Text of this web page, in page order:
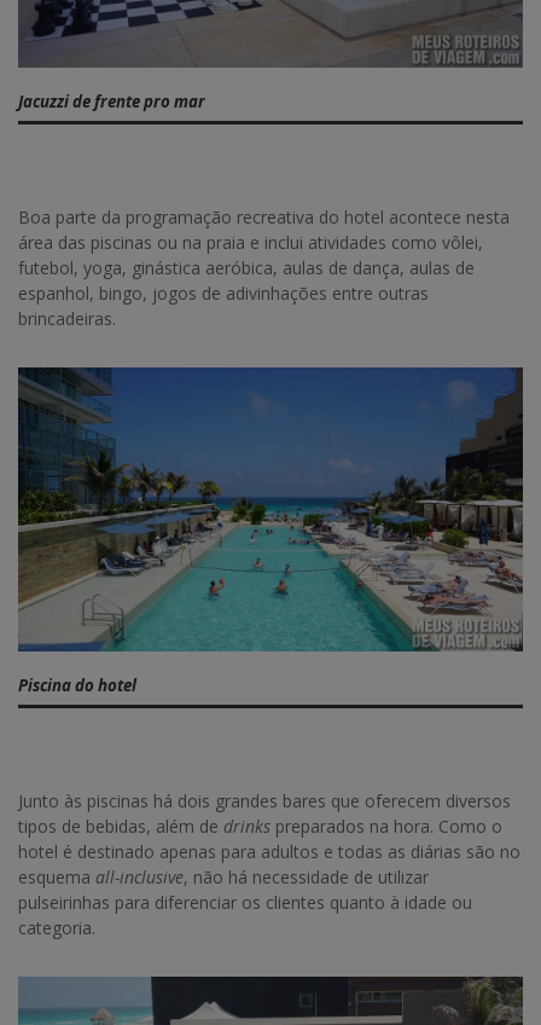
Jacuzzi de frente pro mar
Boa parte da programação recreativa do hotel acontece nesta
área das piscinas ou na praia e inclui atividades como vôlei,
futebol, yoga, ginástica aeróbica, aulas de dança, aulas de
espanhol, bingo, jogos de adivinhações entre outras
brincadeiras.
Piscina do hotel
Junto às piscinas há dois grandes bares que oferecem diversos
tipos de bebidas, além de drinks preparados na hora. Como o
hotel é destinado apenas para adultos e todas as diárias são no
esquema all-inclusive, não há necessidade de utilizar
pulseirinhas para diferenciar os clientes quanto à idade ou
categoria.